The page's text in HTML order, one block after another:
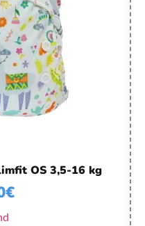
OS 3,5-16 kg
€